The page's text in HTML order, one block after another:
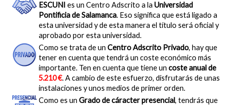
ESCUNI es un Centro Adscrito a la Universidad
Pontificia de Salamanca. Eso significa que está ligado a
esta universidad y de esta manera el título será oficial y
aprobado por esta universidad.
Como se trata de un Centro Adscrito Privado, hay que
tener en cuenta que tendrá un coste económico más
importante. Ten en cuenta que tiene un coste anual de
5.210 €. A cambio de este esfuerzo, disfrutarás de unas
instalaciones y unos medios de primer orden.
Como es un Grado de cáracter presencial, tendrás que